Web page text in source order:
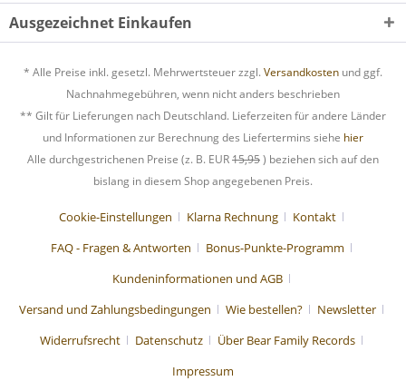
Ausgezeichnet Einkaufen
* Alle Preise inkl. gesetzl. Mehrwertsteuer zzgl. Versandkosten und ggf.
Nachnahmegebühren, wenn nicht anders beschrieben
** Gilt für Lieferungen nach Deutschland. Lieferzeiten für andere Länder
und Informationen zur Berechnung des Liefertermins siehe hier
Alle durchgestrichenen Preise (z. B. EUR15,95) beziehen sich auf den
bislang in diesem Shop angegebenen Preis.
Cookie-Einstellungen Klarna Rechnung
Kontakt
FAQ - Fragen & Antworten
Bonus-Punkte-Programm
Kundeninformationen und AGB
Versand und Zahlungsbedingungen
Wie bestellen?
Newsletter
Widerrufsrecht
Datenschutz
Über Bear Family Records
Impressum